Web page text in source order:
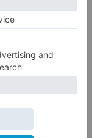
CF para la
2026/27
operado con
de su rodilla